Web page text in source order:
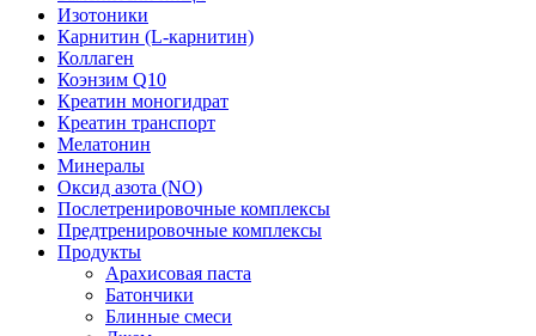
Изотоники
Карнитин (L-карнитин)
Коллаген
Коэнзим Q10
Креатин моногидрат
Креатин транспорт
Мелатонин
Минералы
Оксид азота (NO)
Послетренировочные комплексы
Предтренировочные комплексы
Продукты
Арахисовая паста
Батончики
Блинные смеси